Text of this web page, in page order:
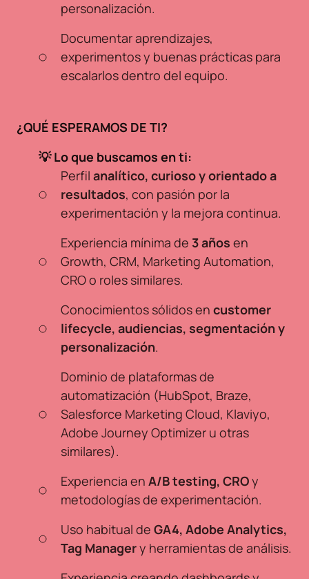
personalización.
Documentar aprendizajes,
experimentos y buenas prácticas para
escalarlos dentro del equipo.
¿QUÉ ESPERAMOS DE TI?
💡 Lo que buscamos en ti:
Perfil analítico, curioso y orientado a
resultados, con pasión por la
experimentación y la mejora continua.
Experiencia mínima de 3 años en
Growth, CRM, Marketing Automation,
CRO o roles similares.
Conocimientos sólidos en customer
lifecycle, audiencias, segmentación y
personalización.
Dominio de plataformas de
automatización (HubSpot, Braze,
Salesforce Marketing Cloud, Klaviyo,
Adobe Journey Optimizer u otras
similares).
Experiencia en A/B testing, CROy
metodologías de experimentación.
Uso habitual de GA4, Adobe Analytics,
Tag Managery herramientas de análisis.